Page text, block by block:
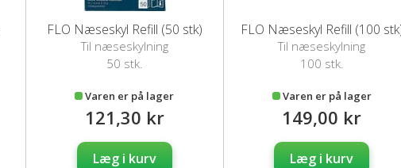
FLO Næseskyl Refill (50 stk)
Til næseskylning
50 stk.
Varen er på lager
121,30 kr
Læg i kurv
FLO Næseskyl Refill (100
Til næseskylning
100 stk.
Varen er på lager
149,00 kr
Læg i kurv